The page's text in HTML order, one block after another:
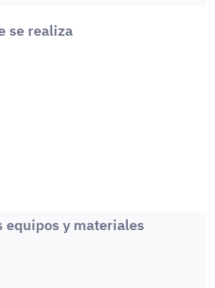
se realiza
equipos y materiales